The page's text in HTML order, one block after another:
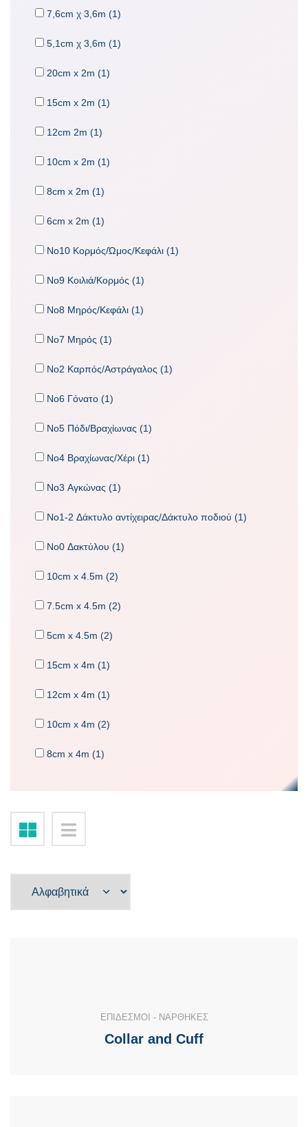
7,6cm χ 3,6m (1)
5,1cm χ 3,6m (1)
20cm x 2m (1)
15cm x 2m (1)
12cm 2m (1)
10cm x 2m (1)
8cm x 2m (1)
6cm x 2m (1)
No10 Κορμός/Ώμος/Κεφάλι (1)
No9 Κοιλιά/Κορμός (1)
No8 Μηρός/Κεφάλι (1)
No7 Μηρός (1)
No2 Καρπός/Αστράγαλος (1)
No6 Γόνατο (1)
No5 Πόδι/Βραχίωνας (1)
No4 Βραχίωνας/Χέρι (1)
No3 Αγκώνας (1)
No1-2 Δάκτυλο αντίχειρας/Δάκτυλο ποδιού (1)
No0 Δακτύλου (1)
10cm x 4.5m (2)
7.5cm x 4.5m (2)
5cm x 4.5m (2)
15cm x 4m (1)
12cm x 4m (1)
10cm x 4m (2)
8cm x 4m (1)
ΕΠΙΔΕΣΜΟΙ - ΝΑΡΘΗΚΕΣ
Collar and Cuff